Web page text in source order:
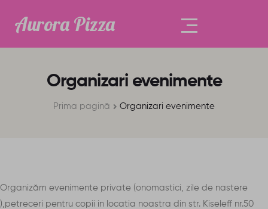
Aurora Pizza
Organizari evenimente
Prima pagină Organizari evenimente
Organizăm evenimente private (onomastici, zile de nastere
),petreceri pentru copii in locatia noastra din str. Kiseleff nr.50